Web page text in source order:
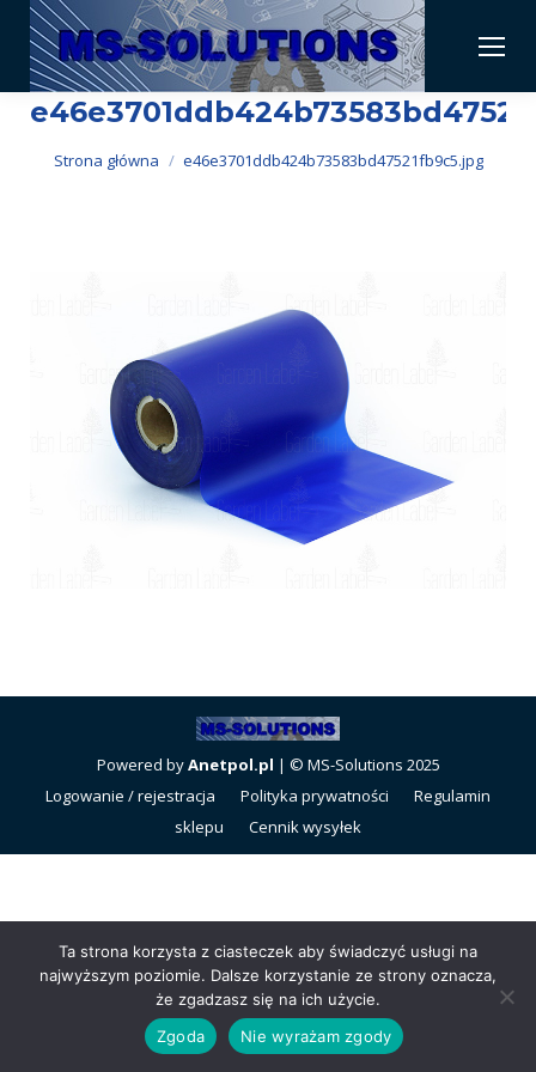
Jesteś tutaj:
Strona główna e46e3701ddb424b73583bd47521fb9c5.jpg
Powered byAnetpol.pl | © MS-Solutions 2025
Logowanie / rejestracja
Polityka prywatności
Regulamin
sklepu
Cennik wysyłek
Ta strona korzysta z ciasteczek aby świadczyć usługi na
najwyższym poziomie. Dalsze korzystanie ze strony oznacza,
że zgadzasz się na ich użycie.
Zgoda
Nie wyrażam zgody